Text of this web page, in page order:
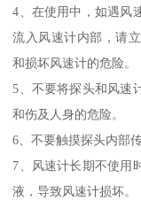
4、在使用中，如遇风
流入风速计内部，请
和损坏风速计的危险。
5、不要将探头和风速
和伤及人身的危险。
6、不要触摸探头内部
7、风速计长期不使用
液，导致风速计损坏。